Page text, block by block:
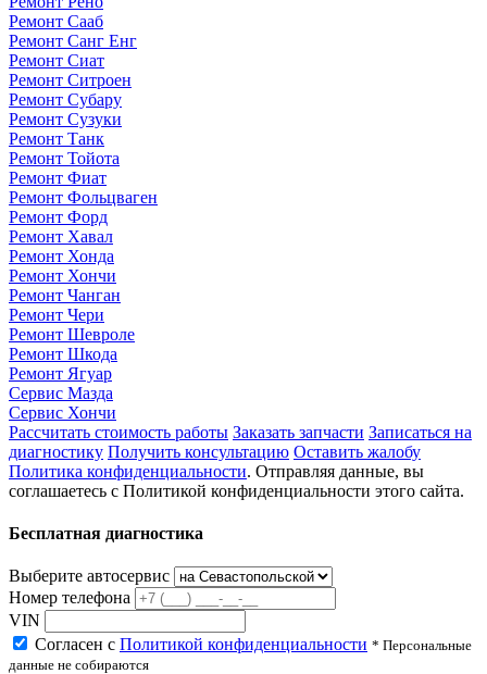
Ремонт Сааб
Ремонт Санг Енг
Ремонт Сиат
Ремонт Ситроен
Ремонт Субару
Ремонт Сузуки
Ремонт Танк
Ремонт Тойота
Ремонт Фиат
Ремонт Фольцваген
Ремонт Форд
Ремонт Хавал
Ремонт Хонда
Ремонт Хончи
Ремонт Чанган
Ремонт Чери
Ремонт Шевроле
Ремонт Шкода
Ремонт Ягуар
Сервис Мазда
Сервис Хончи
Рассчитать стоимость работы Заказать запчасти Записаться на
диагностику Получить консультацию Оставить жалобу
Политика конфиденциальности. Отправляя данные, вы
соглашаетесь с Политикой конфиденциальности этого сайта.
Бесплатная диагностика
Выберите автосервис
Номер телефона
VIN
Согласен с Политикой конфиденциальности * Персональные
данные не собираются